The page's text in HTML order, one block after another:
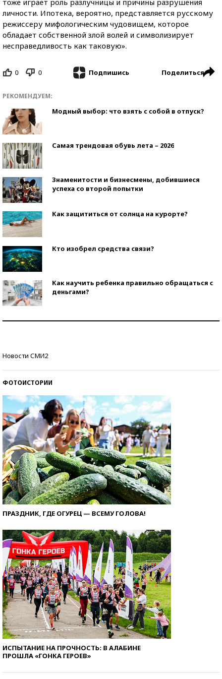
личности. Ипотека, вероятно, представляется русскому
режиссеру мифологическим чудовищем, которое
обладает собственной злой волей и символизирует
несправедливость как таковую».
0 0 Подпишись Поделиться
РЕКОМЕНДУЕМ:
Модный выбор: что взять с собой в отпуск?
Самая трендовая обувь лета – 2026
Знаменитости и бизнесмены, добившиеся
успеха со второй попытки
Как защититься от солнца на курорте?
Кто изобрел средства связи?
Как научить ребенка правильно обращаться с
деньгами?
Новости СМИ2
ФОТОИСТОРИИ
ПРАЗДНИК, ГДЕ ОГУРЕЦ — ВСЕМУ ГОЛОВА!
ИСПЫТАНИЕ НА ПРОЧНОСТЬ: В АЛАБИНЕ
ПРОШЛА «ГОНКА ГЕРОЕВ»